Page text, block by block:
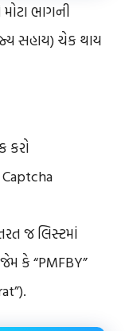
ભાગની
સહાય) ચેક થાય
કરો
જ લિસ્ટમાં
કે “PMFBY”